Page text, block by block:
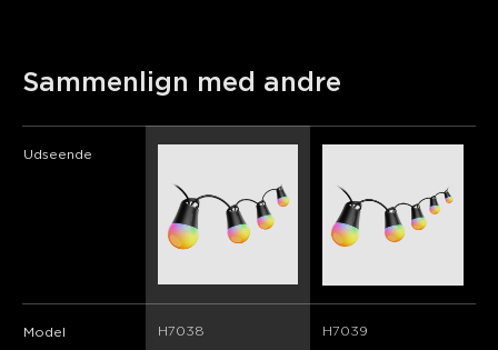
Sammenlign med andre
Udseende
Model H7038 H7039